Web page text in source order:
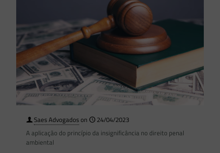
Saes Advogadoson
24/04/2023
A aplicação do princípio da insignificância no direito penal
ambiental